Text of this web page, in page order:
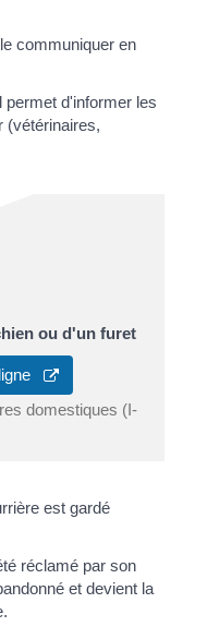
communiquer en
permet d'informer les
(vétérinaires,
ou d'un furet
domestiques (I-
est gardé
réclamé par son
et devient la